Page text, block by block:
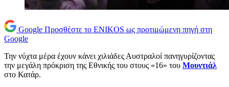
Google Προσθέστε το ENIKOS ως προτιμώμενη πηγή στη
Google
Την νύχτα μέρα έχουν κάνει χιλιάδες Αυστραλοί πανηγυρίζοντας
την μεγάλη πρόκριση της Εθνικής του στους «16» του Μουντιάλ
στο Κατάρ.